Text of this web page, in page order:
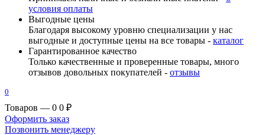
условия оплаты
Выгодные цены
Благодаря высокому уровню специализации у нас
выгодные и доступные цены на все товары - каталог
Гарантированное качество
Только качественные и проверенные товары, много
отзывов довольных покупателей - отзывы
0
Товаров — 0 0 ₽
Оформить заказ
Позвонить менеджеру